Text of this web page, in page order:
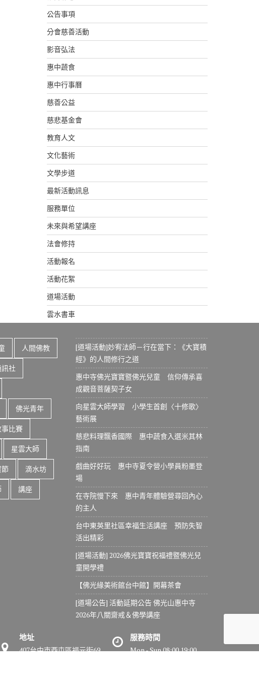
公告事項
分會慈善活動
影音弘法
惠中蔬食
惠中行事曆
慈善公益
慈悲基金會
教育人文
文化藝術
文學步道
最新活動訊息
服務單位
未來與希望講座
法會修持
活動報名
活動花絮
道場活動
雲水書車
人間佛教
社
佛光青年
事比賽
星雲大師
節 滴水坊
講座
[道場活動]妙宥法師－行在當下：《大寶積
經》的人間修行之道
惠中寺佛光寶寶暨佛光兒童 信仰傳承喜
成觀音菩薩契子女
向星雲大師學習 小學生首創〈十修歌〉
藝術展
慈悲料理飄香國際 惠中蔬食入選米其林
指南
戲曲好好玩 惠中寺夏令營小學員粉墨登
場
在寺院慢下來 惠中青年體驗營尋回內心
的主人
台中東英里社區幸福生活講座 預防失智
活出精彩
[道場活動] 2026佛光寶寶祝福禮暨佛光兒
童開學禮
【佛光緣美術館台中館】開幕茶會
[道場公告] 活動延期公告 佛光山惠中寺
2026年八關齋戒＆佛學講座
地址
407台中市西屯區福元街69
服務時間
Mon - Sun 08:00 19:00